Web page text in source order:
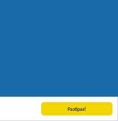
Разбрах!